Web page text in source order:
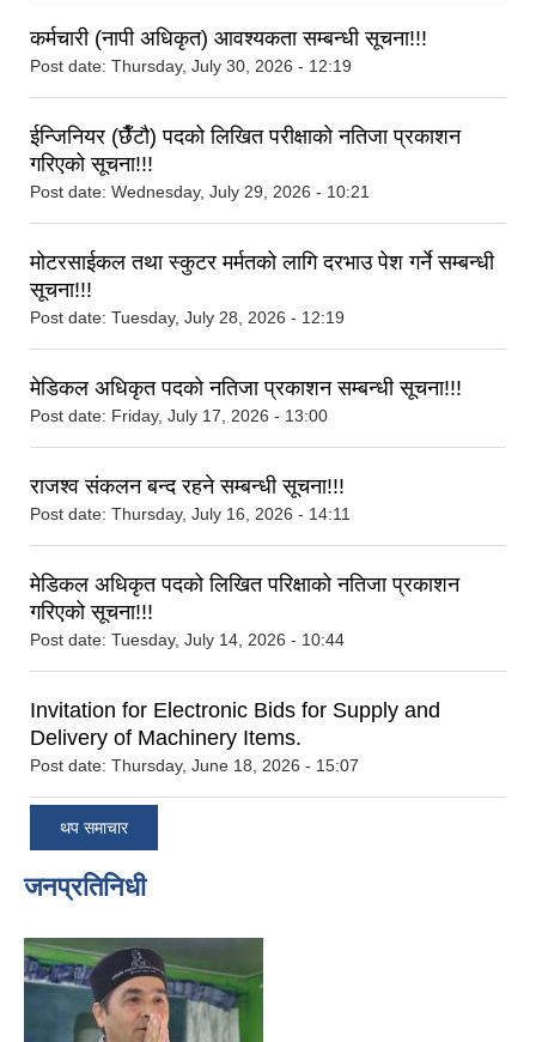
कर्मचारी (नापी अधिकृत) आवश्यकता सम्बन्धी सूचना!!!
Post date: Thursday, July 30, 2026 - 12:19
ईन्जिनियर (छैँटौ) पदको लिखित परीक्षाको नतिजा प्रकाशन
गरिएको सूचना!!!
Post date: Wednesday, July 29, 2026 - 10:21
मोटरसाईकल तथा स्कुटर मर्मतको लागि दरभाउ पेश गर्ने सम्बन्धी
सूचना!!!
Post date: Tuesday, July 28, 2026 - 12:19
मेडिकल अधिकृत पदको नतिजा प्रकाशन सम्बन्धी सूचना!!!
Post date: Friday, July 17, 2026 - 13:00
राजश्व संकलन बन्द रहने सम्बन्धी सूचना!!!
Post date: Thursday, July 16, 2026 - 14:11
मेडिकल अधिकृत पदको लिखित परिक्षाको नतिजा प्रकाशन
गरिएको सूचना!!!
Post date: Tuesday, July 14, 2026 - 10:44
Invitation for Electronic Bids for Supply and
Delivery of Machinery Items.
Post date: Thursday, June 18, 2026 - 15:07
थप समाचार
जनप्रतिनिधी